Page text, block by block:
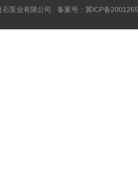
泵业有限公司 备案号： 冀ICP备